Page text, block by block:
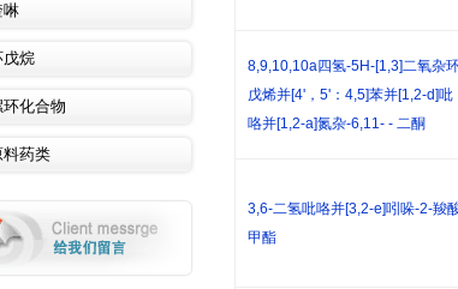
啉
戊烷
环化合物
料药类
8,9,10,10a四氢-5H-[1,3]二氧杂
戊烯并[4'，5'：4,5]苯并[1,2-d]吡
咯并[1,2-a]氮杂-6,11- - 二酮
3,6-二氢吡咯并[3,2-e]吲哚-2-羧
甲酯